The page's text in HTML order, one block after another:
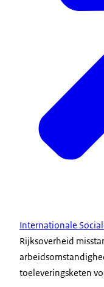
Internationale
Rijksoverheid
toeleveringsketen